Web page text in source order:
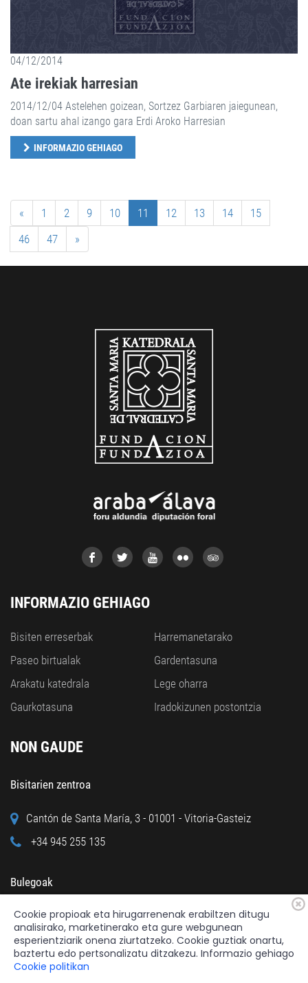
04/12/2014
Ate irekiak harresian
2014/12/04 Astelehen goizean, Sortzez Garbiaren jaiegunean,
doan sartu ahal izango gara Erdi Aroko Harresian
INFORMAZIO GEHIAGO
« 1 2 9 10 11 12 13 14
15
46
47 »
INFORMAZIO GEHIAGO
Bisiten erreserbak
Paseo birtualak
Arakatu katedrala
Gaurkotasuna
Harremanetarako
Gardentasuna
Lege oharra
Iradokizunen postontzia
NON GAUDE
Bisitarien zentroa
Cantón de Santa María, 3 - 01001 - Vitoria-Gasteiz
+34 945 255 135
Bulegoak
Calle Cuchillería, 95 - 01001 - Vitoria-Gasteiz
+34 945 122 160
Cookie propioak eta hirugarrenenak erabiltzen ditugu
analisirako, marketinerako eta gure webgunean
esperientziarik onena ziurtatzeko. Cookie guztiak onartu,
baztertu edo pertsonalizatu ditzakezu. Informazio gehiago
Cookie politikan